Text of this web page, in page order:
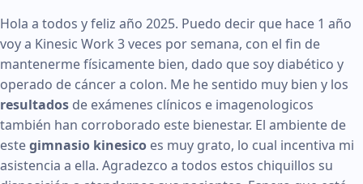
Edad: 56 años
Condición tratada:Epicondilitis
Calificación:
5 de 5 estrellas
Fecha:marzo 2026
Hola a todos y feliz año 2025. Puedo decir que hace 1 año
voy a Kinesic Work 3 veces por semana, con el fin de
mantenerme físicamente bien, dado que soy diabético y
operado de cáncer a colon. Me he sentido muy bien y los
resultados de exámenes clínicos e imagenologicos
también han corroborado este bienestar. El ambiente de
estegimnasio kinesico es muy grato, lo cual incentiva mi
asistencia a ella. Agradezco a todos estos chiquillos su